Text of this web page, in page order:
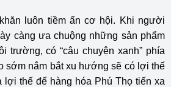
luôn tiềm ẩn cơ hội. Khi người
càng ưa chuộng những sản phẩm
trường, có “câu chuyện xanh” phía
sớm nắm bắt xu hướng sẽ có lợi thế
thế để hàng hóa Phú Thọ tiến xa